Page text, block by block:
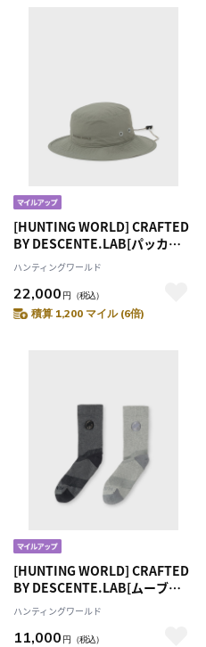
[HUNTING WORLD] CRAFTED
BY DESCENTE.LAB[パッカブ
ルサファリハット CP93M]グレ
ー6509890205
ハンティングワールド
22,000 円 （税込）
積算 1,200 マイル (6倍)
[HUNTING WORLD] CRAFTED
BY DESCENTE.LAB[ムーブソ
ックス2-PACK SO80M]マルチ
6509920390
ハンティングワールド
11,000 円 （税込）